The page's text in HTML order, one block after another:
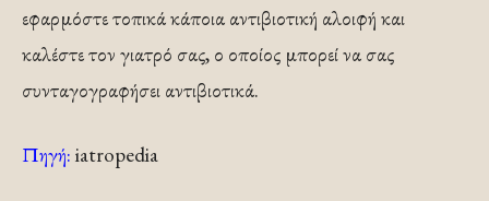
εφαρμόστε τοπικά κάποια αντιβιοτική αλοιφή και
καλέστε τον γιατρό σας, ο οποίος μπορεί να σας
συνταγογραφήσει αντιβιοτικά.
Πηγή: iatropedia